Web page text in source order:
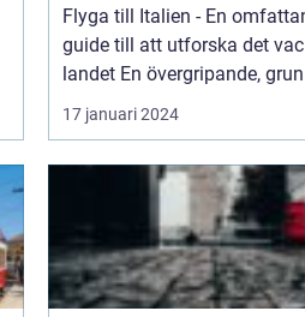
Flyga till Italien - En
guide till att utforska det
landet En övergripande,
17 januari 2024